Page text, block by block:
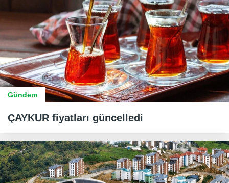
Gündem
ÇAYKUR fiyatları güncelledi